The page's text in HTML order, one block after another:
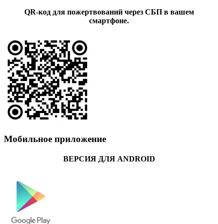
QR-код для пожертвований через СБП в вашем
смартфоне.
Мобильное приложение
ВЕРСИЯ ДЛЯ ANDROID